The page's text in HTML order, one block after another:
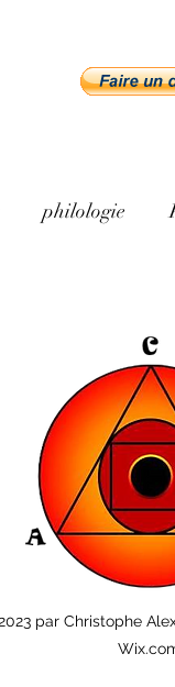
philologie
Science et
éducation
par Christophe